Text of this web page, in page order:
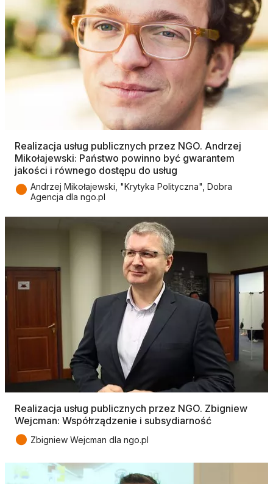
Realizacja usług publicznych przez NGO. Andrzej
Mikołajewski: Państwo powinno być gwarantem
jakości i równego dostępu do usług
● Andrzej Mikołajewski, "Krytyka Polityczna", Dobra
Agencja dla ngo.pl
Realizacja usług publicznych przez NGO. Zbigniew
Wejcman: Współrządzenie i subsydiarność
● Zbigniew Wejcman dla ngo.pl